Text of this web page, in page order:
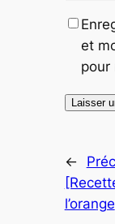
et
pour
←
l’orange